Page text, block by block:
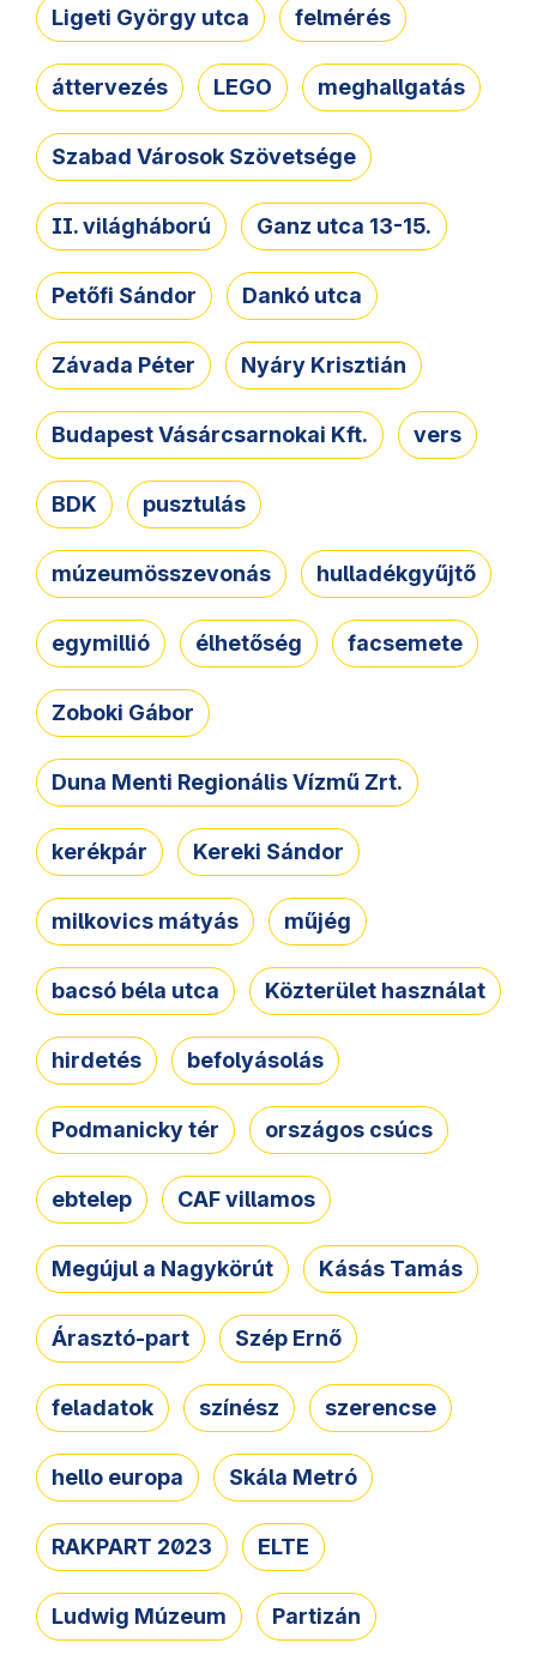
Ligeti György utca felmérés
áttervezés LEGO meghallgatás
Szabad Városok Szövetsége
II. világháború Ganz utca 13-15.
Petőfi Sándor Dankó utca
Závada Péter Nyáry Krisztián
Budapest Vásárcsarnokai Kft. vers
BDK pusztulás
múzeumösszevonás hulladékgyűjtő
egymillió élhetőség facsemete
Zoboki Gábor
Duna Menti Regionális Vízmű Zrt.
kerékpár Kereki Sándor
milkovics mátyás műjég
bacsó béla utca Közterület használat
hirdetés befolyásolás
Podmanicky tér országos csúcs
ebtelep CAF villamos
Megújul a Nagykörút Kásás Tamás
Árasztó-part Szép Ernő
feladatok színész szerencse
hello europa Skála Metró
RAKPART 2023 ELTE
Ludwig Múzeum Partizán